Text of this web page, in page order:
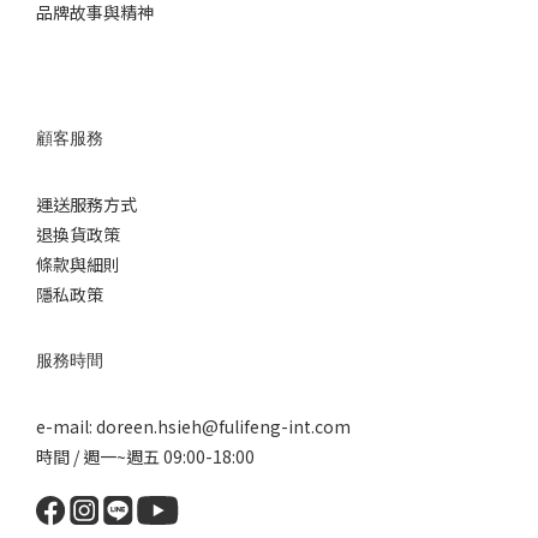
品牌故事與精神
顧客服務
運送服務方式
退換貨政策
條款與細則
隱私政策
服務時間
e-mail: doreen.hsieh@fulifeng-int.com
時間 / 週一~週五 09:00-18:00